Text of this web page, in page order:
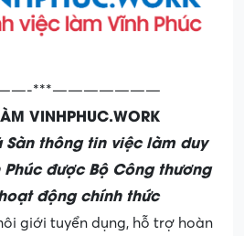
***———————
VINHPHUC.WORK
Sàn thông tin việc làm duy
được Bộ Công thương
động chính thức
giới tuyển dụng, hỗ trợ hoàn